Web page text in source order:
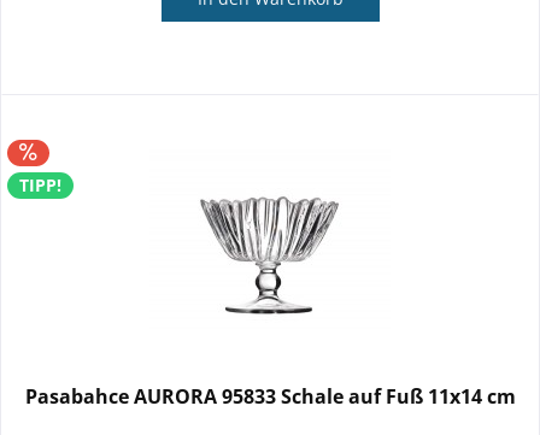
TIPP!
Pasabahce AURORA 95833 Schale auf Fuß 11x14 cm